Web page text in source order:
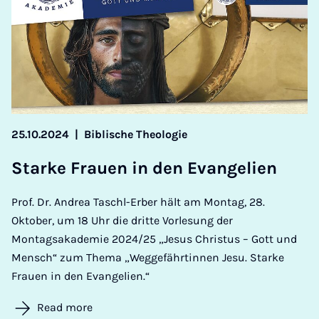
25.10.2024 | Biblische Theologie
Starke Frauen in den Evan­geli­en
Prof. Dr. Andrea Taschl-Erber hält am Montag, 28.
Oktober, um 18 Uhr die dritte Vorlesung der
Montagsakademie 2024/25 „Jesus Christus – Gott und
Mensch“ zum Thema „Weggefährtinnen Jesu. Starke
Frauen in den Evangelien.“
Read more